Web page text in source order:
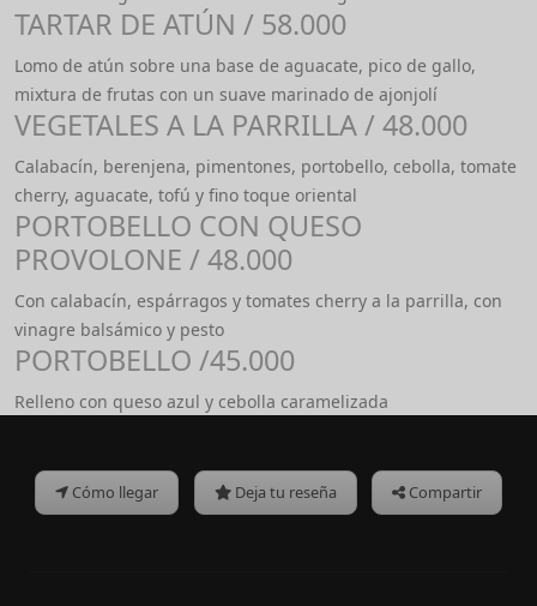
TARTAR DE ATÚN / 58.000
Lomo de atún sobre una base de aguacate, pico de gallo,
mixtura de frutas con un suave marinado de ajonjolí
VEGETALES A LA PARRILLA / 48.000
Calabacín, berenjena, pimentones, portobello, cebolla, tomate
cherry, aguacate, tofú y fino toque oriental
PORTOBELLO CON QUESO
PROVOLONE / 48.000
Con calabacín, espárragos y tomates cherry a la parrilla, con
vinagre balsámico y pesto
PORTOBELLO /45.000
Relleno con queso azul y cebolla caramelizada
Cómo llegar Deja tu reseña Compartir